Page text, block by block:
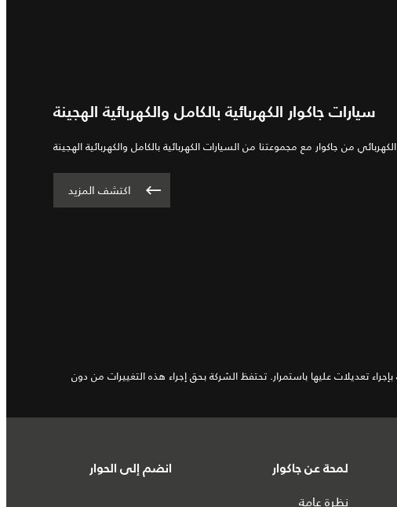
سيارات جاكوار الكهربائية بالكامل والكهربائية الهجينة
اكتشف المزيد
تعديلات عليها باستمرار. تحتفظ الشركة بحق إجراء هذه التغييرات من دون
لمحة عن جاكوار
نظرة عامة
انضم إلى الحوار